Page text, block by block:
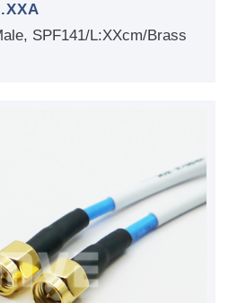
SPF141/L:XXcm/Brass